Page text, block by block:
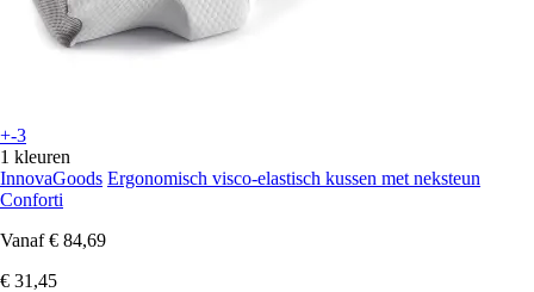
+-3
1 kleuren
InnovaGoods Ergonomisch visco-elastisch kussen met neksteun
Conforti
Vanaf € 84,69
€ 31,45